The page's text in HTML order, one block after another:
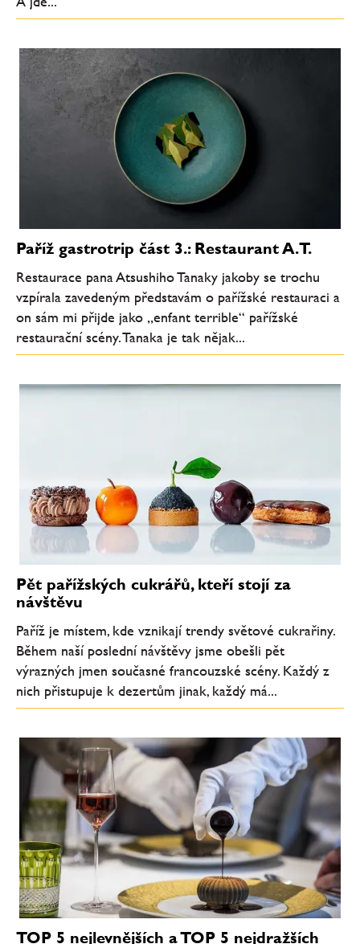
Paříž gastrotrip část 3.: Restaurant A.T.
Restaurace pana Atsushiho Tanaky jakoby se trochu
vzpírala zavedeným představám o pařížské restauraci a
on sám mi přijde jako „enfant terrible“ pařížské
restaurační scény. Tanaka je tak nějak...
Pět pařížských cukrářů, kteří stojí za
návštěvu
Paříž je místem, kde vznikají trendy světové cukrařiny.
Během naší poslední návštěvy jsme obešli pět
výrazných jmen současné francouzské scény. Každý z
nich přistupuje k dezertům jinak, každý má...
TOP 5 nejlevnějších a TOP 5 nejdražších